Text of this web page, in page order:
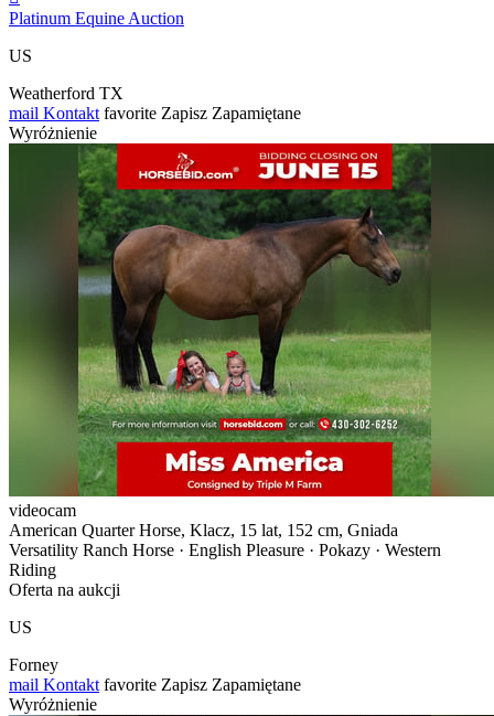
Platinum Equine Auction
US
Weatherford TX
mail Kontakt favorite Zapisz Zapamiętane
Wyróżnienie
videocam
American Quarter Horse, Klacz, 15 lat, 152 cm, Gniada
Versatility Ranch Horse · English Pleasure · Pokazy · Western
Riding
Oferta na aukcji
US
Forney
mail Kontakt favorite Zapisz Zapamiętane
Wyróżnienie